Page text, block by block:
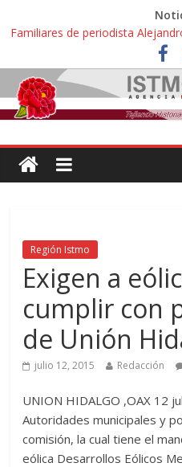
Familiares de periodista
protestan y exigen justicia en
Alertan pescadores de
territorio para construir un
Pescadores y comuneros
material pétreo de gravera
ahora pescadores de Salinas
Pemex
Región Istmo
Exigen a
cumplir con
de Unión
julio 12, 2015 Redacción
UNION HIDALGO ,OAX 12
Autoridades municipales y
comisión, la cual tiene el
eólica Desarrollos Eólicos